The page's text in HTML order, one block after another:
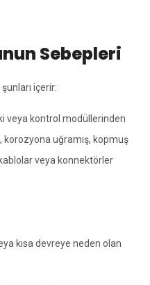
Sebepleri
içerir:
veya kontrol modüllerinden
korozyona uğramış, kopmuş
veya konnektörler
kısa devreye neden olan